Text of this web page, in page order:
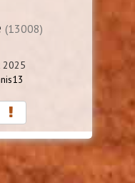
(13008)
2025